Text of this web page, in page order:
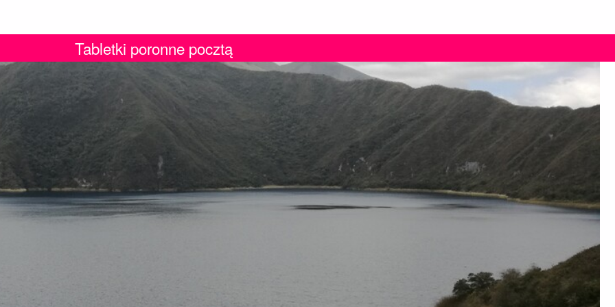
Tabletki poronne pocztą